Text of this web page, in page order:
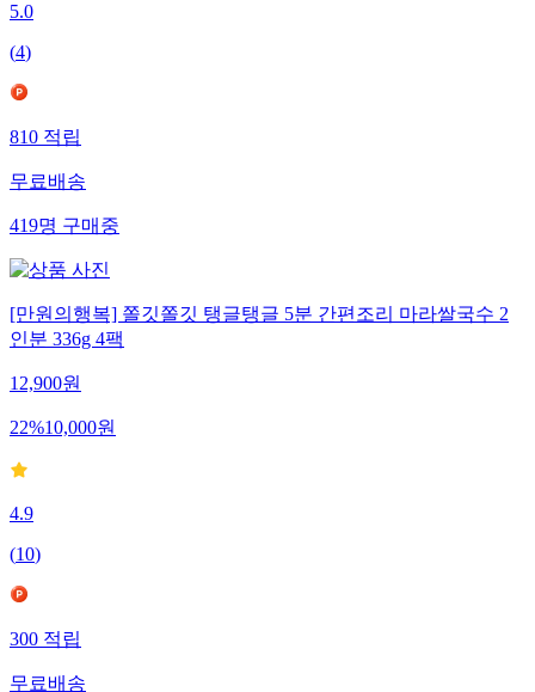
5.0
(4)
810 적립
무료배송
419명 구매중
[만원의행복] 쫄깃쫄깃 탱글탱글 5분 간편조리 마라쌀국수 2
인분 336g 4팩
12,900원
22%10,000원
4.9
(10)
300 적립
무료배송